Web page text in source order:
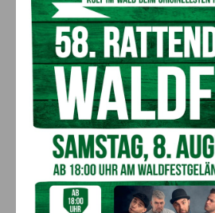
Ehrung für 50
Kärntner Lorbeer in
Schwarz
Aktuell 8. August 2026
„Paolo Santonino“
abgesagte
wird morgen
Aktuell 8. August 2026